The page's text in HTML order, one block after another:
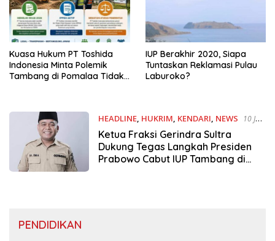
Kuasa Hukum PT Toshida
Indonesia Minta Polemik
Tambang di Pomalaa Tidak
IUP Berakhir 2020, Siapa
Tuntaskan Reklamasi Pulau
Laburoko?
HEADLINE, HUKRIM, KENDARI, NEWS
10 Juni
2025
Ketua Fraksi Gerindra Sultra
Dukung Tegas Langkah Presiden
Prabowo Cabut IUP Tambang di
PENDIDIKAN